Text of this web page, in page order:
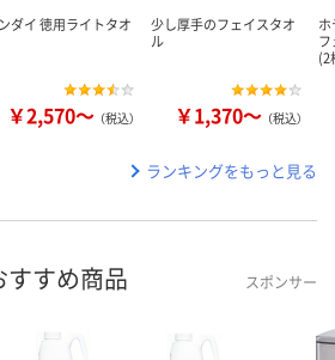
ダイ 徳用ライトタオ
￥2,570～ （税込）
少し厚手のフェイスタオ
ル
￥1,370～ （税込）
(2
ランキングをもっと見る
すめ商品 スポンサー